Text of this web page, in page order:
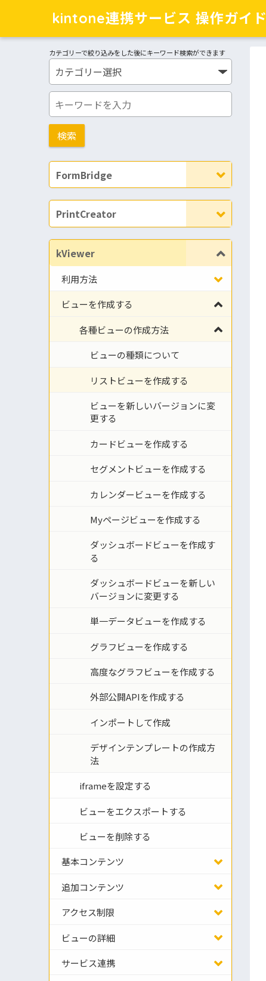
kintone連携サービス 操作ガイド
カテゴリーで絞り込みをした後にキーワード検索ができます
FormBridge
PrintCreator
kViewer
利用方法
ビューを作成する
各種ビューの作成方法
ビューの種類について
リストビューを作成する
ビューを新しいバージョンに変
更する
カードビューを作成する
セグメントビューを作成する
カレンダービューを作成する
Myページビューを作成する
ダッシュボードビューを作成す
る
ダッシュボードビューを新しい
バージョンに変更する
単一データビューを作成する
グラフビューを作成する
高度なグラフビューを作成する
外部公開APIを作成する
インポートして作成
デザインテンプレートの作成方
法
iframeを設定する
ビューをエクスポートする
ビューを削除する
基本コンテンツ
追加コンテンツ
アクセス制限
ビューの詳細
サービス連携